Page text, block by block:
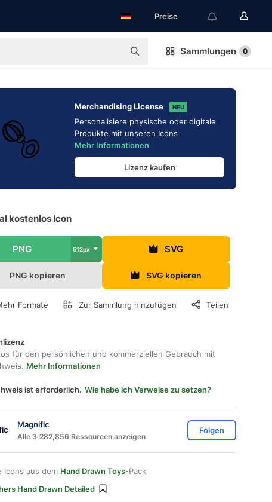
Preise
Sammlungen 0
Merchandising License NEU
Personalisiere physische oder digitale
Produkte mit unseren Icons
Mehr Informationen
Lizenz kaufen
kostenlos Icon
PNG 512px SVG
PNG kopieren SVG kopieren
Formate Zur Sammlung hinzufügen Teilen
für den persönlichen und kommerziellen Gebrauch mit
Mehr Informationen
ist erforderlich. Wie habe ich Verweise zu setzen?
Magnific
Alle 3,282,856 Ressourcen anzeigen
Folgen
Icons aus dem Hand Drawn Toys-Pack
Hand Drawn Detailed